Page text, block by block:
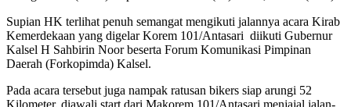
Supian HK terlihat penuh semangat mengikuti jalannya acara Kirab
Kemerdekaan yang digelar Korem 101/Antasari diikuti Gubernur
Kalsel H Sahbirin Noor beserta Forum Komunikasi Pimpinan
Daerah (Forkopimda) Kalsel.
Pada acara tersebut juga nampak ratusan bikers siap arungi 52
Kilometer, diawali start dari Makorem 101/Antasari menjajal jalan-